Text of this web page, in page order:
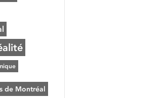
de Montréal